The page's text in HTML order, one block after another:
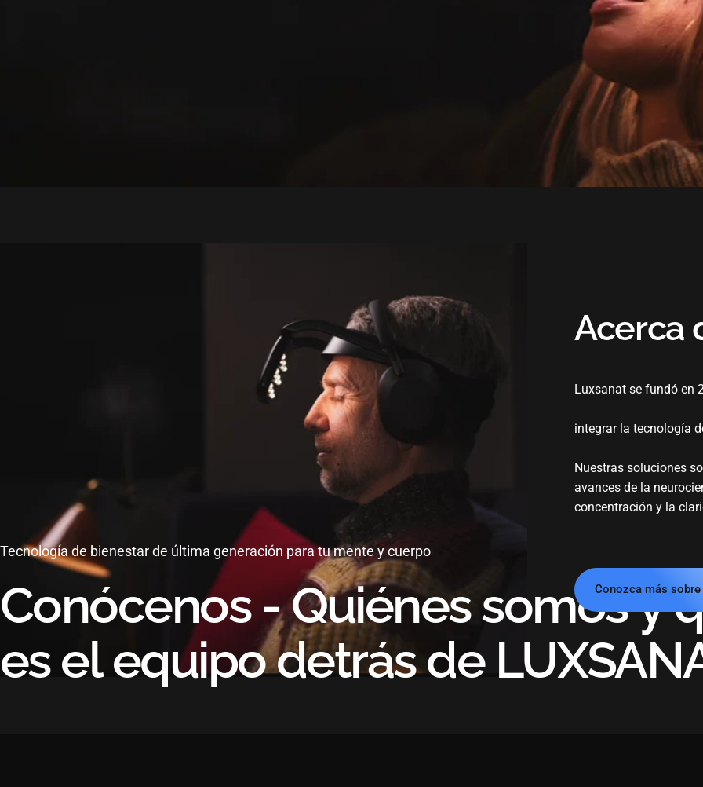
Tecnología de bienestar de última generación para tu mente y cuerpo
Conócenos-Quiénessomosy
es el equipodetrásde
Acerca
Luxsanat se fundó en
integrar la tecnología
Nuestras soluciones
avances de la
concentración y la
Conozca más